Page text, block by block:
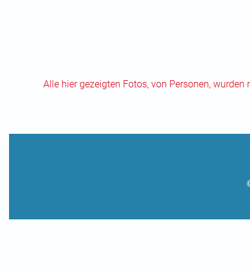
Alle hier gezeigten Fotos, von Personen,